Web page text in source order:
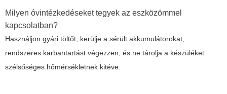
Milyen óvintézkedéseket tegyek az eszközömmel
kapcsolatban?
Használjon gyári töltőt, kerülje a sérült akkumulátorokat,
rendszeres karbantartást végezzen, és ne tárolja a készüléket
szélsőséges hőmérsékletnek kitéve.